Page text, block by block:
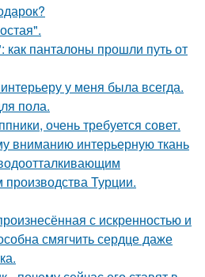
панталоны прошли путь от
у меня была всегда.
пола.
очень требуется совет.
вниманию интерьерную ткань
Турции.
с искренностью и
смягчить сердце даже